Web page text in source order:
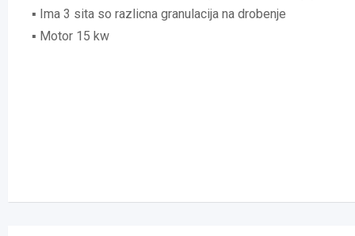
▪︎ Ima 3 sita so razlicna granulacija na drobenje
▪︎ Motor 15 kw